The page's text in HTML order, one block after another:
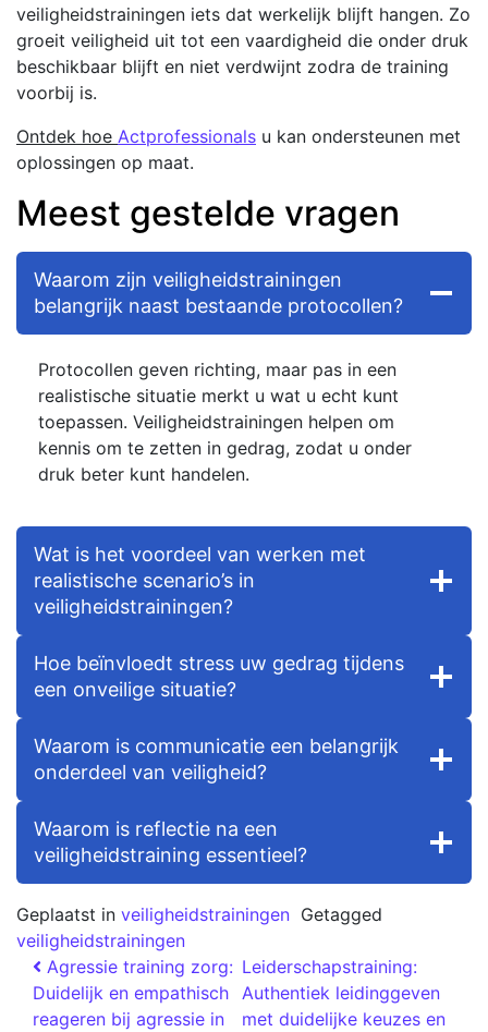
veiligheidstrainingen iets dat werkelijk blijft hangen. Zo
groeit veiligheid uit tot een vaardigheid die onder druk
beschikbaar blijft en niet verdwijnt zodra de training
voorbij is.
Ontdek hoe Actprofessionals u kan ondersteunen met
oplossingen op maat.
Meest gestelde vragen
Waarom zijn veiligheidstrainingen
belangrijk naast bestaande protocollen?
Protocollen geven richting, maar pas in een
realistische situatie merkt u wat u echt kunt
toepassen. Veiligheidstrainingen helpen om
kennis om te zetten in gedrag, zodat u onder
druk beter kunt handelen.
Wat is het voordeel van werken met
realistische scenario’s in
veiligheidstrainingen?
Hoe beïnvloedt stress uw gedrag tijdens
een onveilige situatie?
Waarom is communicatie een belangrijk
onderdeel van veiligheid?
Waarom is reflectie na een
veiligheidstraining essentieel?
Geplaatst in veiligheidstrainingen Getagged
veiligheidstrainingen
Agressie training zorg:
Duidelijk en empathisch
reageren bij agressie in
Leiderschapstraining:
Authentiek leidinggeven
met duidelijke keuzes en